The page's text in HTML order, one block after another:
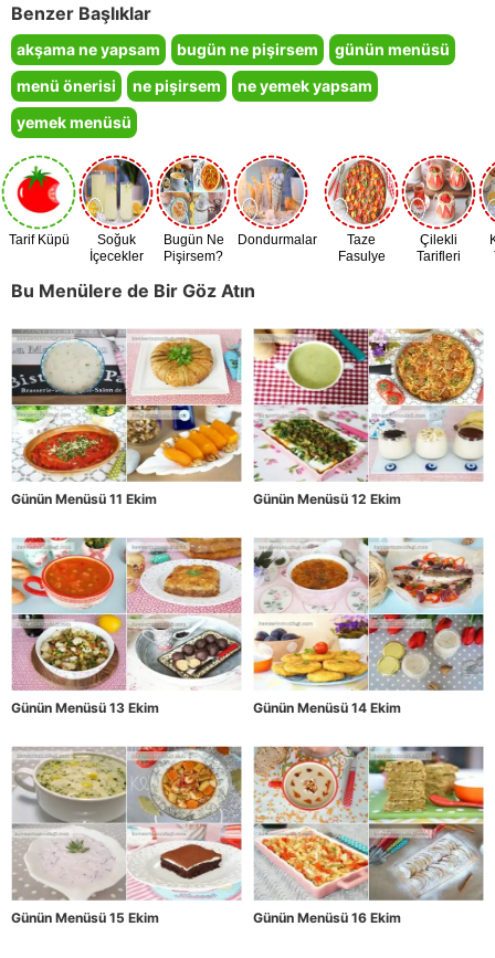
Benzer Başlıklar
akşama ne yapsam bugün ne pişirsem
günün menüsü
menü önerisi
ne pişirsem
ne yemek yapsam
yemek menüsü
Tarif Küpü
Soğuk
İçecekler
Bugün Ne
Pişirsem?
Dondurmalar
Taze
Fasulye
Çilekli
Tarifleri
Bu Menülere de Bir Göz Atın
Günün Menüsü 11 Ekim Günün Menüsü 12 Ekim
Günün Menüsü 13 Ekim Günün Menüsü 14 Ekim
Günün Menüsü 15 Ekim Günün Menüsü 16 Ekim